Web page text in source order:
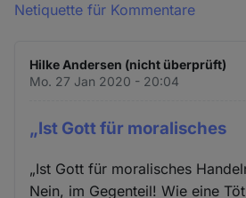
Netiquette für Kommentare
Hilke Andersen (nicht überprüft)
Mo. 27 Jan 2020 - 20:04
„Ist Gott für moralisches
„Ist Gott für moralisches
Nein, im Gegenteil! Wie eine